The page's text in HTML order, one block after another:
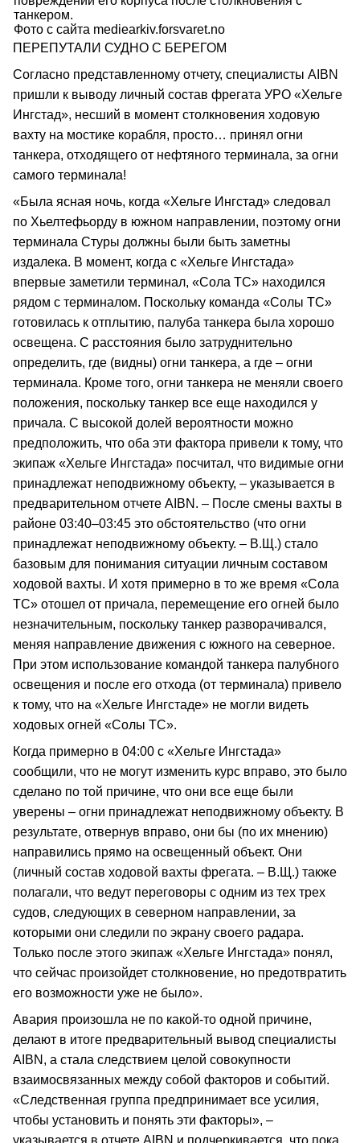
танкером.
Фото с сайта mediearkiv.forsvaret.no
ПЕРЕПУТАЛИ СУДНО С БЕРЕГОМ
Согласно представленному отчету, специалисты AIBN
пришли к выводу личный состав фрегата УРО «Хельге
Ингстад», несший в момент столкновения ходовую
вахту на мостике корабля, просто… принял огни
танкера, отходящего от нефтяного терминала, за огни
самого терминала!
«Была ясная ночь, когда «Хельге Ингстад» следовал
по Хьелтефьорду в южном направлении, поэтому огни
терминала Стуры должны были быть заметны
издалека. В момент, когда с «Хельге Ингстада»
впервые заметили терминал, «Сола ТС» находился
рядом с терминалом. Поскольку команда «Солы ТС»
готовилась к отплытию, палуба танкера была хорошо
освещена. С расстояния было затруднительно
определить, где (видны) огни танкера, а где – огни
терминала. Кроме того, огни танкера не меняли своего
положения, поскольку танкер все еще находился у
причала. С высокой долей вероятности можно
предположить, что оба эти фактора привели к тому, что
экипаж «Хельге Ингстада» посчитал, что видимые огни
принадлежат неподвижному объекту, – указывается в
предварительном отчете AIBN. – После смены вахты в
районе 03:40–03:45 это обстоятельство (что огни
принадлежат неподвижному объекту. – В.Щ.) стало
базовым для понимания ситуации личным составом
ходовой вахты. И хотя примерно в то же время «Сола
ТС» отошел от причала, перемещение его огней было
незначительным, поскольку танкер разворачивался,
меняя направление движения с южного на северное.
При этом использование командой танкера палубного
освещения и после его отхода (от терминала) привело
к тому, что на «Хельге Ингстаде» не могли видеть
ходовых огней «Солы ТС».
Когда примерно в 04:00 с «Хельге Ингстада»
сообщили, что не могут изменить курс вправо, это было
сделано по той причине, что они все еще были
уверены – огни принадлежат неподвижному объекту. В
результате, отвернув вправо, они бы (по их мнению)
направились прямо на освещенный объект. Они
(личный состав ходовой вахты фрегата. – В.Щ.) также
полагали, что ведут переговоры с одним из тех трех
судов, следующих в северном направлении, за
которыми они следили по экрану своего радара.
Только после этого экипаж «Хельге Ингстада» понял,
что сейчас произойдет столкновение, но предотвратить
его возможности уже не было».
Авария произошла не по какой-то одной причине,
делают в итоге предварительный вывод специалисты
AIBN, а стала следствием целой совокупности
взаимосвязанных между собой факторов и событий.
«Следственная группа предпринимает все усилия,
чтобы установить и понять эти факторы», –
указывается в отчете AIBN и подчеркивается, что пока